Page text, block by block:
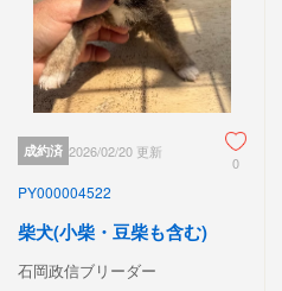
成約済 2026/02/20 更新
0
PY000004522
柴犬(小柴・豆柴も含む)
石岡政信ブリーダー